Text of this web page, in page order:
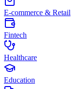
E-commerce & Retail
Fintech
Healthcare
Education